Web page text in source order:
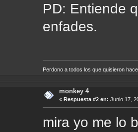
PD: Entiende
enfades.
Perdono a todos los que quisieron
monkey 4
« Respuesta #2 en: Junio 17,
mira yo me lo